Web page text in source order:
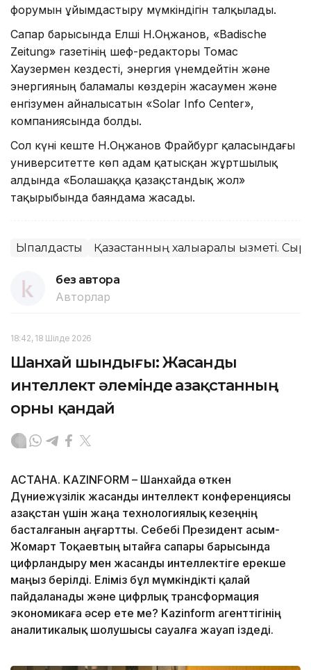
форумын ұйымдастыру мүмкіндігін талқылады.
Сапар барысында Елші Н.Оңжанов, «Badische
Zeitung» газетінің шеф-редакторы Томас
Хаузермен кездесті, энергия үнемдейтін және
энергияның баламалы көздерін жасаумен және
енгізумен айналысатын «Solar Info Center»,
компаниясында болды.
Сол күні кеште Н.Оңжанов Фрайбург қаласындағы
университетте көп адам қатысқан жұртшылық
алдында «Болашаққа қазақстандық жол»
тақырыбында баяндама жасады.
Ықпалдастық Қазақстанның халықаралық қызметі.
без автора
Авторлар
18:42, 18 Шілде 2026
Шанхай шындығы: Жасанды
интеллект әлемінде Қазақстанның
орны қандай
АСТАНА. KAZINFORM – Шанхайда өткен
Дүниежүзілік жасанды интеллект конференциясы
Қазақстан үшін жаңа технологиялық кезеңнің
басталғанын аңғартты. Себебі Президент Қасым-
Жомарт Тоқаевтың Қытайға сапары барысында
цифрландыру мен жасанды интеллектіге ерекше
маңыз берілді. Еліміз бұл мүмкіндікті қалай
пайдаланады және цифрлық трансформация
экономикаға әсер ете ме? Kazinform агенттігінің
аналитикалық шолушысы сауалға жауап іздеді.